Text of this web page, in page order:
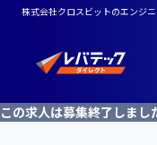
株式会社クロスビットのエンジ
この求人は募集終了しまし